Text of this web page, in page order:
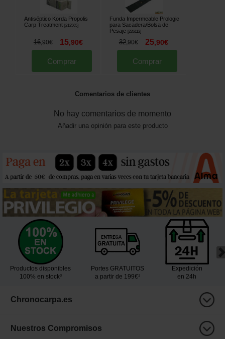
Antiséptico Korda Propolis
Carp Treatment [212565]
16,90€ 15,90€
Comprar
Funda Impermeable Prologic
para Sacadera/Bolsa de
Pesaje [226112]
32,90€ 25,90€
Comprar
Comentarios de clientes
No hay comentarios de momento
Añadir una opinión para este producto
Productos disponibles
100% en stock³
Portes GRATUITOS
a partir de 199€¹
Expedición
en 24h
Chronocarpa.es
Nuestros Compromisos